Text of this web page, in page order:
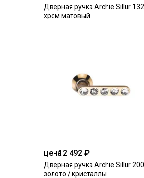
Дверная ручка Archie Sillur 132
хром матовый
цена12 492 ₽
Дверная ручка Archie Sillur 200
золото / кристаллы